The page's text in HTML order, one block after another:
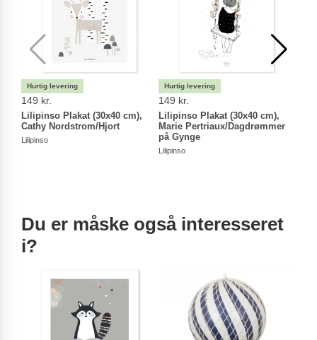
149 kr.
Lilipinso Plakat (30x40 cm),
Cathy Nordstrom/Hjort
Lilipinso
149 kr.
Lilipinso Plakat (30x40 cm),
Marie Pertriaux/Dagdrømmer
på Gynge
Lilipinso
Du er måske også interesseret
i?